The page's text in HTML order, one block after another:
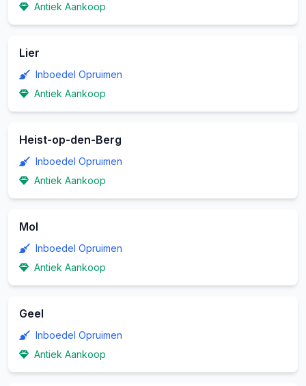
Antiek Aankoop
Lier
Inboedel Opruimen
Antiek Aankoop
Heist-op-den-Berg
Inboedel Opruimen
Antiek Aankoop
Mol
Inboedel Opruimen
Antiek Aankoop
Geel
Inboedel Opruimen
Antiek Aankoop